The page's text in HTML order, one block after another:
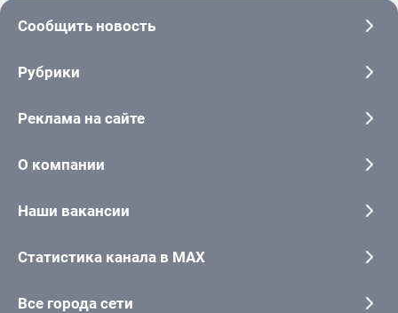
Сообщить новость
Рубрики
Реклама на сайте
О компании
Наши вакансии
Статистика канала в MAX
Все города сети